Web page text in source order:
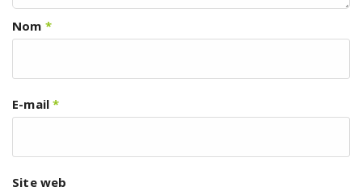
Nom *
E-mail*
Site web